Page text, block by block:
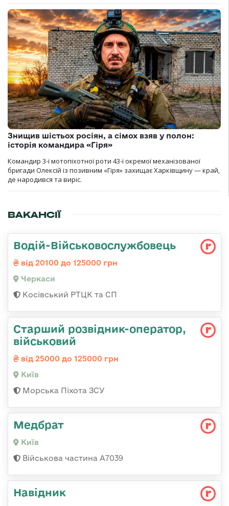
Знищив шістьох росіян, а сімох взяв у полон:
історія командира «Гіря»
Командир 3-ї мотопіхотної роти 43-ї окремої механізованої
бригади Олексій із позивним «Гіря» захищає Харківщину — край,
де народився та виріс.
ВАКАНСІЇ
Водій-Військовослужбовець
від 20100 до 125000 грн
Черкаси
Косівський РТЦК та СП
Стаpший pозвідник-опеpатоp,
військовий
від 25000 до 125000 грн
Київ
Морська Піхота ЗСУ
Медбрат
Київ
Військова частина А7039
Навідник